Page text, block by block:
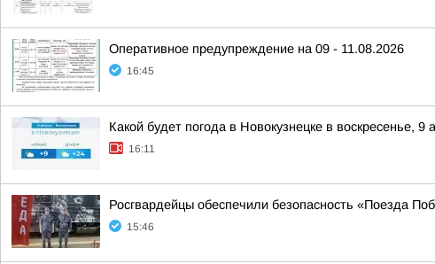
Оперативное предупреждение на 09 - 11.08.2026
16:45
Какой будет погода в Новокузнецке в воскресенье, 9
16:11
Росгвардейцы обеспечили безопасность «Поезда
15:46